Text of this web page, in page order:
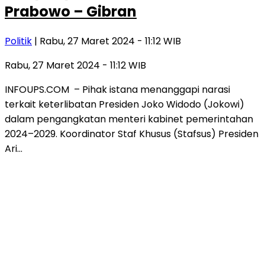
Prabowo – Gibran
Politik | Rabu, 27 Maret 2024 - 11:12 WIB
Rabu, 27 Maret 2024 - 11:12 WIB
INFOUPS.COM – Pihak istana menanggapi narasi
terkait keterlibatan Presiden Joko Widodo (Jokowi)
dalam pengangkatan menteri kabinet pemerintahan
2024–2029. Koordinator Staf Khusus (Stafsus) Presiden
Ari…